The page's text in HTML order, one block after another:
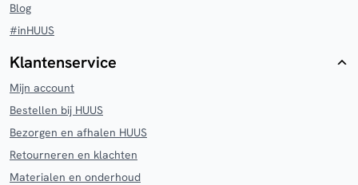
Blog
#inHUUS
Klantenservice
Mijn account
Bestellen bij HUUS
Bezorgen en afhalen HUUS
Retourneren en klachten
Materialen en onderhoud